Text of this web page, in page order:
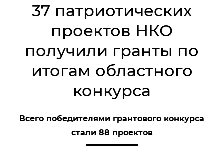
37 патриотических
проектов НКО
получили гранты по
итогам областного
конкурса
Всего победителями грантового конкурса
стали 88 проектов